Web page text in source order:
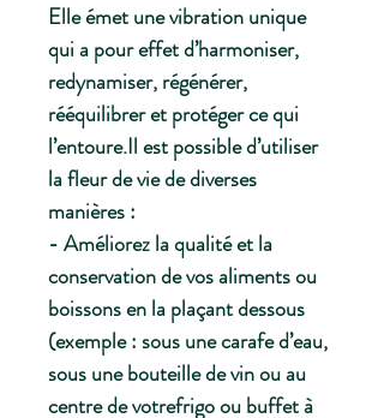
Elle émet une vibration unique
qui a pour effet d’harmoniser,
redynamiser, régénérer,
rééquilibrer et protéger ce qui
l’entoure.Il est possible d’utiliser
la fleur de vie de diverses
manières :
- Améliorez la qualité et la
conservation de vos aliments ou
boissons en la plaçant dessous
(exemple : sous une carafe d’eau,
sous une bouteille de vin ou au
centre de votrefrigo ou buffet à